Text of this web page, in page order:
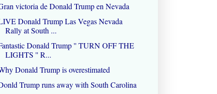
victoria de Donald Trump en Nevada
Donald Trump Las Vegas Nevada
Rally at South ...
Donald Trump '' TURN OFF THE
LIGHTS '' R...
Donald Trump is overestimated
Trump runs away with South Carolina